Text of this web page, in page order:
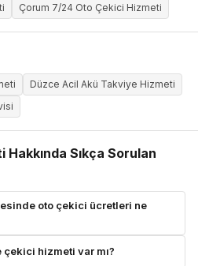
Çorum 7/24 Oto Çekici Hizmeti
Düzce Acil Akü Takviye Hizmeti
Sıkça Sorulan
oto çekici ücretleri ne
hizmeti var mı?